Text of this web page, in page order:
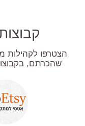
הצטרפו לקהילות
שהכרתם,